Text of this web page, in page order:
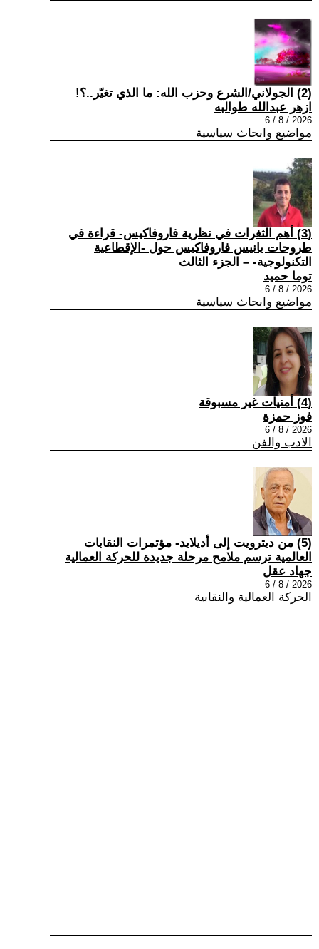
(2) الجولاني/الشرع وحزب الله: ما الذي تغيّر..؟!
ازهر عبدالله طوالبه
2026 / 8 / 6
مواضيع وابحاث سياسية
(3) أهم الثغرات في نظرية فاروفاكيس- قراءة في
طروحات يانيس فاروفاكيس حول -الإقطاعية
التكنولوجية- – الجزء الثالث
توما حميد
2026 / 8 / 6
مواضيع وابحاث سياسية
(4) أمنيات غير مسبوقة
فوز حمزة
2026 / 8 / 6
الادب والفن
(5) من ديترويت إلى أديلايد- مؤتمرات النقابات
العالمية ترسم ملامح مرحلة جديدة للحركة العمالية
جهاد عقل
2026 / 8 / 6
الحركة العمالية والنقابية